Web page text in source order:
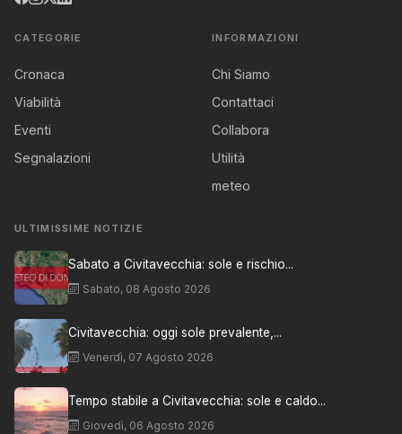
CATEGORIE
Cronaca
Viabilità
Eventi
Segnalazioni
INFORMAZIONI
Chi Siamo
Contattaci
Collabora
Utilità
meteo
ULTIMISSIME NOTIZIE
Sabato a Civitavecchia: sole e rischio...
Sabato, 08 Agosto 2026
Civitavecchia: oggi sole prevalente,...
Venerdì, 07 Agosto 2026
Tempo stabile a Civitavecchia: sole e caldo...
Giovedì, 06 Agosto 2026